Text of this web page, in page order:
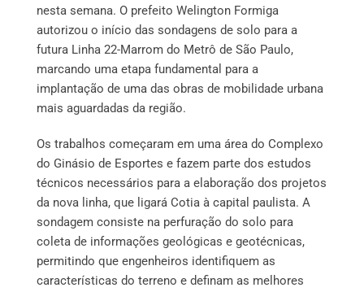
nesta semana. O prefeito Welington Formiga
autorizou o início das sondagens de solo para a
futura Linha 22-Marrom do Metrô de São Paulo,
marcando uma etapa fundamental para a
implantação de uma das obras de mobilidade urbana
mais aguardadas da região.
Os trabalhos começaram em uma área do Complexo
do Ginásio de Esportes e fazem parte dos estudos
técnicos necessários para a elaboração dos projetos
da nova linha, que ligará Cotia à capital paulista. A
sondagem consiste na perfuração do solo para
coleta de informações geológicas e geotécnicas,
permitindo que engenheiros identifiquem as
características do terreno e definam as melhores